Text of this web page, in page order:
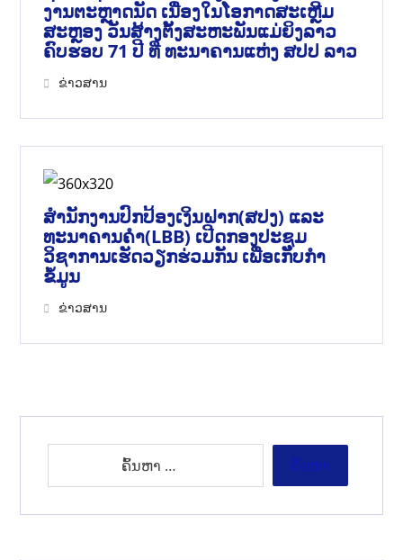
ງານຕະຫຼາດນັດ ເນື່ອງໃນໂອກາດສະເຫຼີມ
ສະຫຼອງ ວັນສ້າງຕັ້ງສະຫະພັນແມ່ຍິງລາວ
ຄົບຮອບ 71 ປີ ທີ່ ທະນາຄານແຫ່ງ ສປປ ລາວ
ຂ່າວສານ
ສຳນັກງານປົກປ້ອງເງິນຝາກ(ສປງ) ແລະ
ທະນາຄານຄຳ(LBB) ເປີດກອງປະຊຸມ
ວິຊາການເຮັດວຽກຮ່ວມກັນ ເພື່ອເກັບກຳ
ຂໍ້ມູນ
ຂ່າວສານ